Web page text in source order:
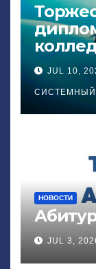
JUL 10,
СИСТЕМНЫЙ
НОВОСТИ
JUL 3,